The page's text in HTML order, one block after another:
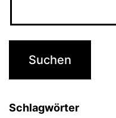
Schlagwörter